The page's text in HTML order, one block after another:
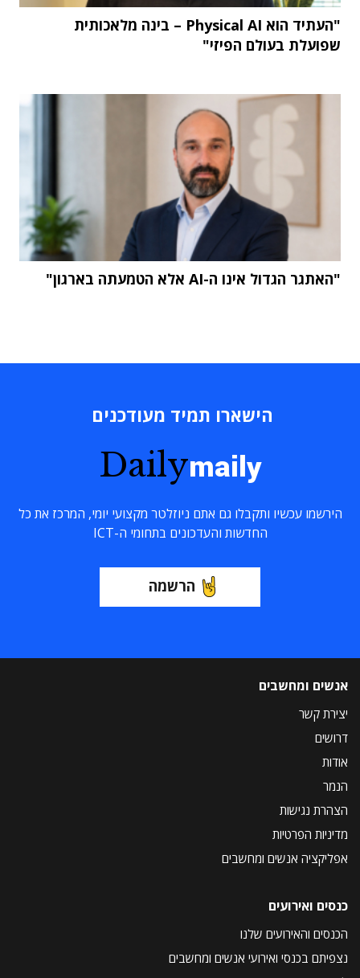
"העתיד הוא Physical AI – בינה מלאכותית
שפועלת בעולם הפיזי"
"האתגר הגדול אינו ה-AI אלא הטמעתה בארגון"
הישארו תמיד מעודכנים
Dailymaily
הירשמו עכשיו ותקבלו גם אתם ניוזלטר מקצועי יומי, המרכז את כל
החדשות והעדכונים בתחומי ה-ICT
הרשמה
אנשים ומחשבים
יצירת קשר
דרושים
אודות
הנמר
הצהרת נגישות
מדיניות הפרטיות
אפליקציה אנשים ומחשבים
כנסים ואירועים
הכנסים והאירועים שלנו
נצפיתם בכנסי ואירועי אנשים ומחשבים